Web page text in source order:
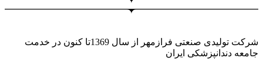
شرکت تولیدی صنعتی فرازمهر از سال 1369تا کنون در خدمت
جامعه دندانپزشکی ایران